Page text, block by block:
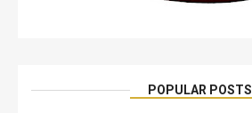
POPULAR POSTS